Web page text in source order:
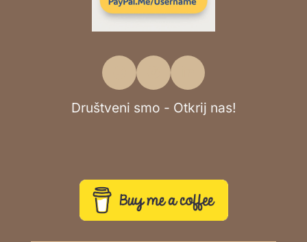
Društveni smo - Otkrij nas!